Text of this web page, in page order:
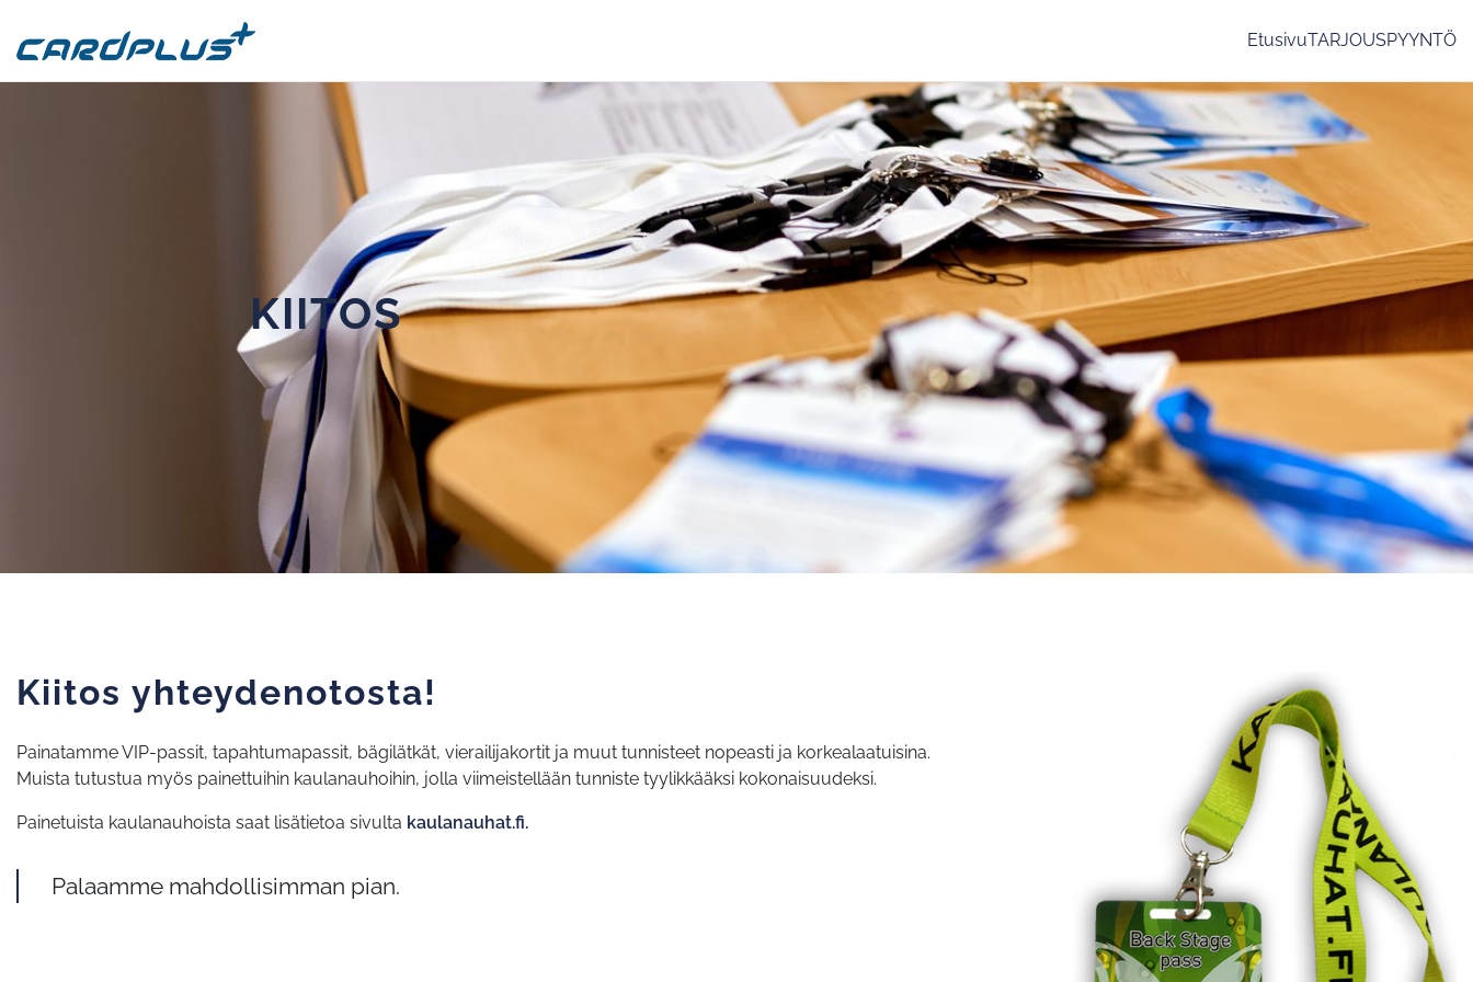
EtusivuTARJOUSPYYNTÖ
KIITOS
Kiitos yhteydenotosta!
Painatamme VIP-passit, tapahtumapassit, bägilätkät, vierailijakortit ja muut tunnisteet nopeasti ja korkealaatuisina.
Muista tutustua myös painettuihin kaulanauhoihin, jolla viimeistellään tunniste tyylikkääksi kokonaisuudeksi.
Painetuista kaulanauhoista saat lisätietoa sivulta kaulanauhat.fi.
Palaamme mahdollisimman pian.